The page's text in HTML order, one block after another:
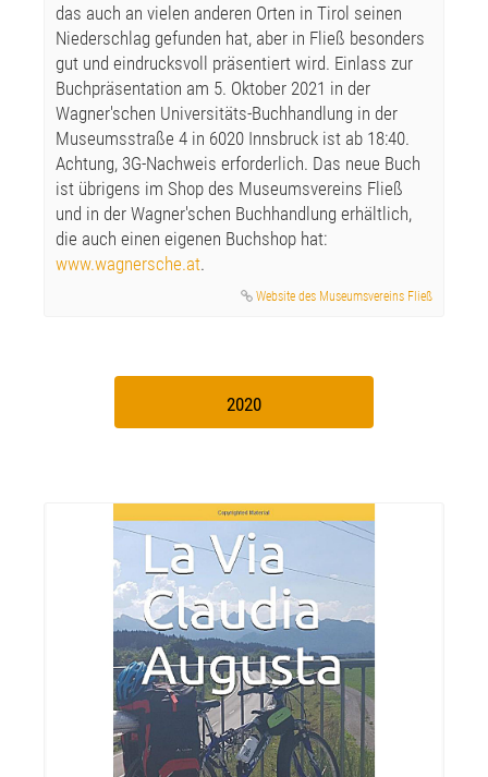
das auch an vielen anderen Orten in Tirol seinen
Niederschlag gefunden hat, aber in Fließ besonders
gut und eindrucksvoll präsentiert wird. Einlass zur
Buchpräsentation am 5. Oktober 2021 in der
Wagner'schen Universitäts-Buchhandlung in der
Museumsstraße 4 in 6020 Innsbruck ist ab 18:40.
Achtung, 3G-Nachweis erforderlich. Das neue Buch
ist übrigens im Shop des Museumsvereins Fließ
und in der Wagner'schen Buchhandlung erhältlich,
die auch einen eigenen Buchshop hat:
www.wagnersche.at.
Website des Museumsvereins Fließ
2020